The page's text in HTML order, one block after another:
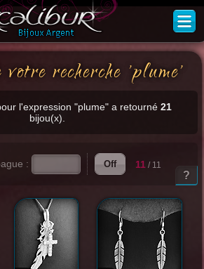
recherche 'plume'
l'expression "plume" a retourné 21
bijou(x).
: Off 11 / 11
?